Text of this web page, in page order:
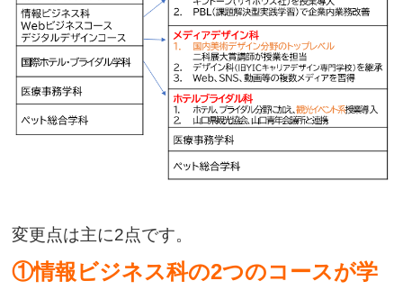
変更点は主に2点です。
①情報ビジネス科の2つのコースが学